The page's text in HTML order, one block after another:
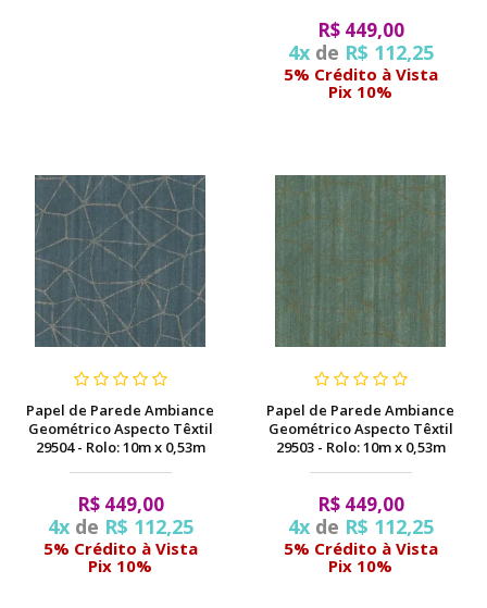
R$ 449,00
4xde R$ 112,25
5% Crédito à Vista
Pix 10%
Papel de Parede Ambiance
Geométrico Aspecto Têxtil
29504 - Rolo: 10m x 0,53m
R$ 449,00
4xde R$ 112,25
5% Crédito à Vista
Pix 10%
Papel de Parede Ambiance
Geométrico Aspecto Têxtil
29503 - Rolo: 10m x 0,53m
R$ 449,00
4xde R$ 112,25
5% Crédito à Vista
Pix 10%